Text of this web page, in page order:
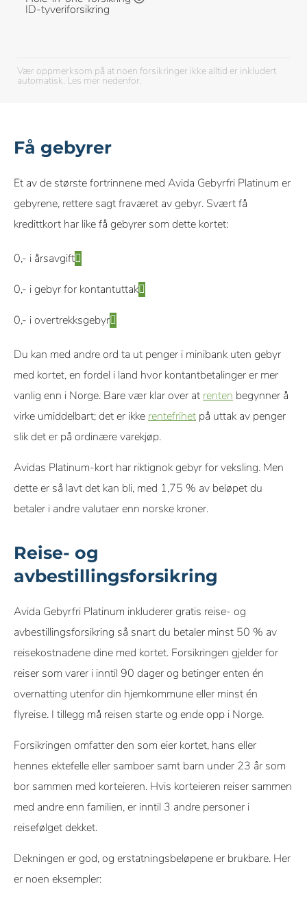
ID-tyveriforsikring
Vær oppmerksom på at noen forsikringer ikke alltid er inkludert
automatisk. Les mer nedenfor.
Få gebyrer
Et av de største fortrinnene med Avida Gebyrfri Platinum er
gebyrene, rettere sagt fraværet av gebyr. Svært få
kredittkort har like få gebyrer som dette kortet:
0,- i årsavgift
0,- i gebyr for kontantuttak
0,- i overtrekksgebyr
Du kan med andre ord ta ut penger i minibank uten gebyr
med kortet, en fordel i land hvor kontantbetalinger er mer
vanlig enn i Norge. Bare vær klar over at renten begynner å
virke umiddelbart; det er ikke rentefrihet på uttak av penger
slik det er på ordinære varekjøp.
Avidas Platinum-kort har riktignok gebyr for veksling. Men
dette er så lavt det kan bli, med 1,75 % av beløpet du
betaler i andre valutaer enn norske kroner.
Reise- og
avbestillingsforsikring
Avida Gebyrfri Platinum inkluderer gratis reise- og
avbestillingsforsikring så snart du betaler minst 50 % av
reisekostnadene dine med kortet. Forsikringen gjelder for
reiser som varer i inntil 90 dager og betinger enten én
overnatting utenfor din hjemkommune eller minst én
flyreise. I tillegg må reisen starte og ende opp i Norge.
Forsikringen omfatter den som eier kortet, hans eller
hennes ektefelle eller samboer samt barn under 23 år som
bor sammen med korteieren. Hvis korteieren reiser sammen
med andre enn familien, er inntil 3 andre personer i
reisefølget dekket.
Dekningen er god, og erstatningsbeløpene er brukbare. Her
er noen eksempler: